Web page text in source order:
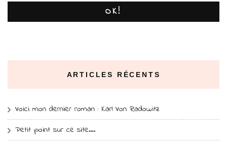
OK!
ARTICLES RÉCENTS
Voici mon dernier roman : Karl Von Radowitz
Petit point sur ce site….